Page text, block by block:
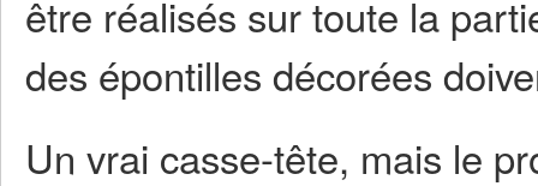
être réalisés sur toute la
des épontilles décorées
Un vrai casse-tête, mais le